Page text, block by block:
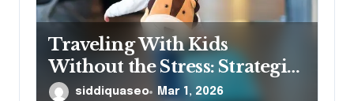
Traveling With Kids
Without the Stress: Strategies
That Really Work
siddiquaseo Mar 1, 2026